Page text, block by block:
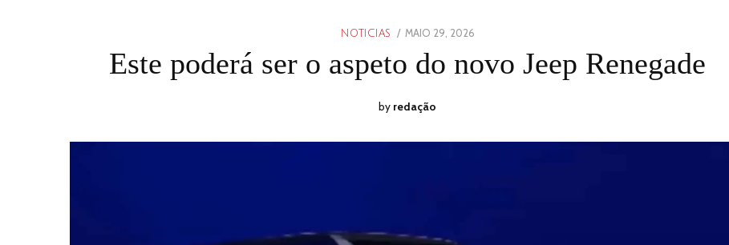
NOTICIAS
POSTED
MAIO 29, 2026
2026
Este poderá ser o aspeto do novo Jeep Renegade
by redação